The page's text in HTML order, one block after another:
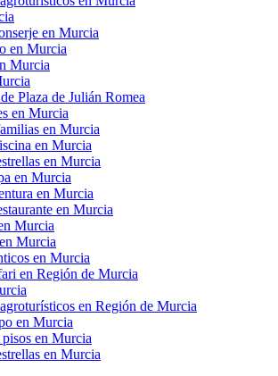
en Murcia
en Murcia
Murcia
Plaza de Julián Romea
en Murcia
en Murcia
en Murcia
en Murcia
en Murcia
en Murcia
en Murcia
Murcia
Murcia
en Murcia
en Región de Murcia
en Región de Murcia
en Murcia
en Murcia
en Murcia